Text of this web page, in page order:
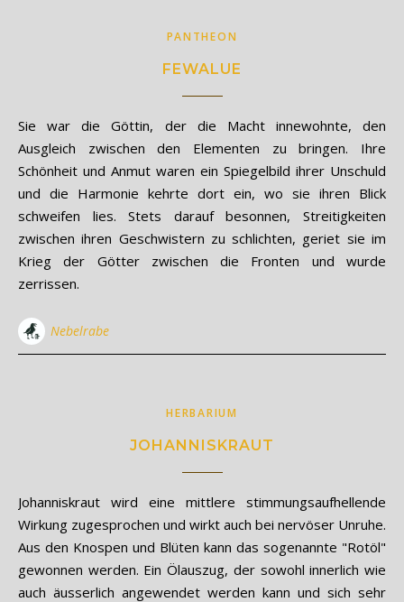
PANTHEON
FEWALUE
Sie war die Göttin, der die Macht innewohnte, den
Ausgleich zwischen den Elementen zu bringen. Ihre
Schönheit und Anmut waren ein Spiegelbild ihrer Unschuld
und die Harmonie kehrte dort ein, wo sie ihren Blick
schweifen lies. Stets darauf besonnen, Streitigkeiten
zwischen ihren Geschwistern zu schlichten, geriet sie im
Krieg der Götter zwischen die Fronten und wurde
zerrissen.
Nebelrabe
HERBARIUM
JOHANNISKRAUT
Johanniskraut wird eine mittlere stimmungsaufhellende
Wirkung zugesprochen und wirkt auch bei nervöser Unruhe.
Aus den Knospen und Blüten kann das sogenannte "Rotöl"
gewonnen werden. Ein Ölauszug, der sowohl innerlich wie
auch äusserlich angewendet werden kann und sich sehr